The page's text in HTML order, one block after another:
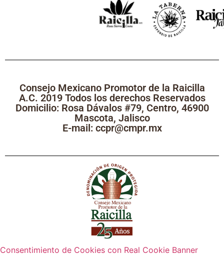
Consejo Mexicano Promotor de la Raicilla
A.C. 2019 Todos los derechos Reservados
Domicilio: Rosa Dávalos #79, Centro, 46900
Mascota, Jalisco
E-mail: ccpr@cmpr.mx
Consentimiento de Cookies con Real Cookie Banner